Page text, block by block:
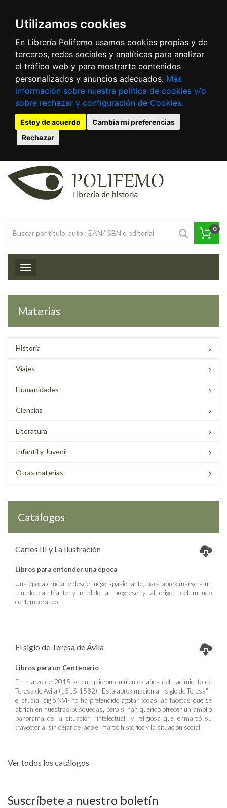
Utilizamos cookies
En Librería Polifemo usamos cookies propias y de
terceros, redes sociales y analíticas para analizar
el tráfico web y para mostrarte contenidos
personalizados y anuncios adecuados. Más
información sobre nuestra política de cookies y/o
sobre rechazar y configuración de Cookies.
Estoy de acuerdo
Cambia mi preferencias
Rechazar
0
Toggle navigation
Materias
Historia
Viajes
Humanidades
Ciencias
Literatura
Infantil y Juvenil
Otras materias
Catálogos
Carlos III y La Ilustración
Libros para entender una época
Una época crucial y desde luego apasionante, para aproximarse a un
mundo cambiante y rendido al progreso y al origen del mundo
contemporáneo.
El siglo de Teresa de Ávila
Libros para un Centenario
En marzo de 2015 se cumplieron quinientos años del nacimiento de
Teresa de Ávila (1515-1582). Esta aproximación al "siglo de Teresa" -
el crucial siglo XVI- no ha pretendido agotar todas las facetas que se
abrían en nuestras búsquedas, pero sí han querido ofrecer un amplio
panorama de la situación "intelectual" y religiosa que enmarcó su
trayectoria, sin dejar de lado el marco histórico y la situación social
Ver todos los catálogos
Suscríbete a nuestro boletín